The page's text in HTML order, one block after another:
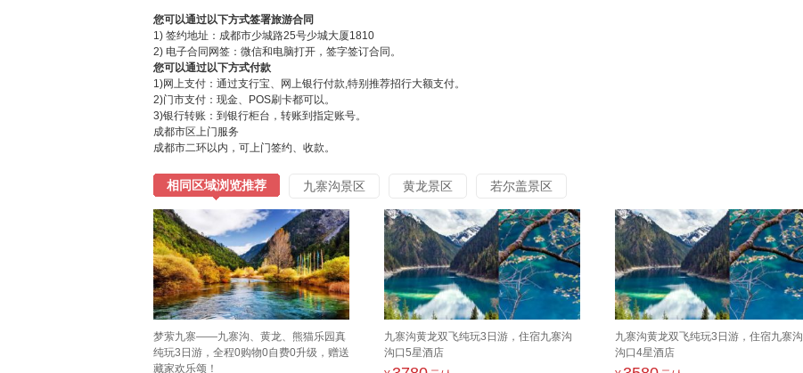
您可以通过以下方式签署旅游合同
1) 签约地址：成都市少城路25号少城大厦1810
2) 电子合同网签：微信和电脑打开，签字签订合同。
您可以通过以下方式付款
1)网上支付：通过支行宝、网上银行付款,特别推荐招行大额支付。
2)门市支付：现金、POS刷卡都可以。
3)银行转账：到银行柜台，转账到指定账号。
成都市区上门服务
成都市二环以内，可上门签约、收款。
相同区域浏览推荐 九寨沟景区 黄龙景区 若尔盖景区
梦萦九寨——九寨沟、黄龙、熊猫乐园真
纯玩3日游，全程0购物0自费0升级，赠送
藏家欢乐颂！
九寨沟黄龙双飞纯玩3日游，住宿九寨沟
沟口5星酒店
九寨沟黄龙双飞纯玩3日游，住宿九寨沟
沟口4星酒店